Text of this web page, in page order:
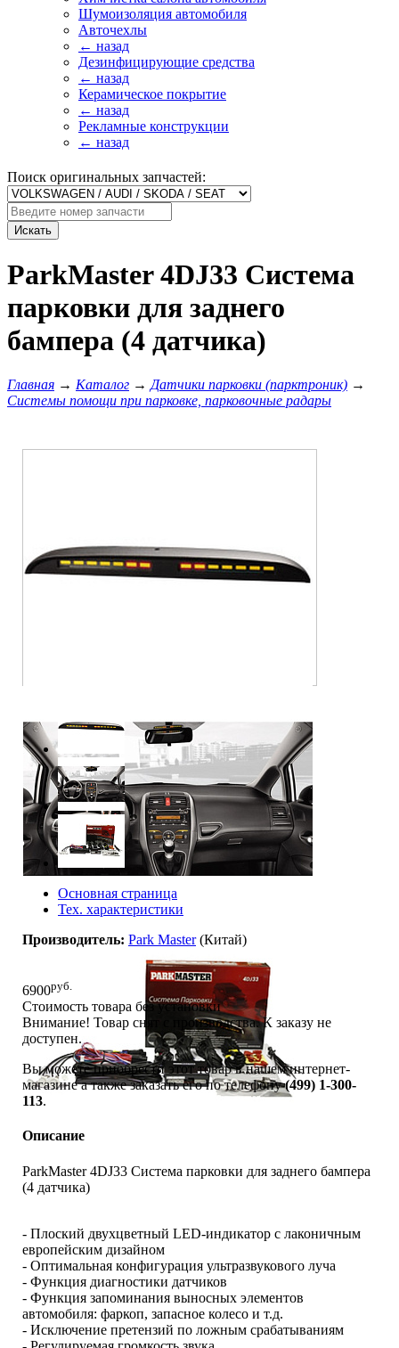
Шумоизоляция автомобиля
Авточехлы
← назад
Дезинфицирующие средства
← назад
Керамическое покрытие
← назад
Рекламные конструкции
← назад
Поиск оригинальных запчастей:
Искать
ParkMaster 4DJ33 Система
парковки для заднего
бампера (4 датчика)
Главная → Каталог → Датчики парковки (парктроник) →
Системы помощи при парковке, парковочные радары
Основная страница
Тех. характеристики
Производитель: Park Master(Китай)
6900руб.
Стоимость товара без установки
Внимание! Товар снят с производства. К заказу не
доступен.
Вы можете приобрести этот товар в нашем интернет-
магазине а также заказать его по телефону(499) 1-300-
113.
Описание
ParkMaster 4DJ33 Система парковки для заднего бампера
(4 датчика)
- Плоский двухцветный LED-индикатор с лаконичным
европейским дизайном
- Оптимальная конфигурация ультразвукового луча
- Функция диагностики датчиков
- Функция запоминания выносных элементов
автомобиля: фаркоп, запасное колесо и т.д.
- Исключение претензий по ложным срабатываниям